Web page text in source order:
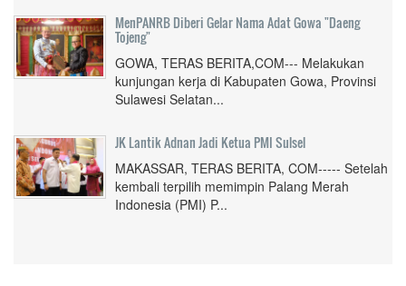
MenPANRB Diberi Gelar Nama Adat Gowa "Daeng
Tojeng"
GOWA, TERAS BERITA,COM--- Melakukan
kunjungan kerja di Kabupaten Gowa, Provinsi
Sulawesi Selatan...
JK Lantik Adnan Jadi Ketua PMI Sulsel
MAKASSAR, TERAS BERITA, COM----- Setelah
kembali terpilih memimpin Palang Merah
Indonesia (PMI) P...